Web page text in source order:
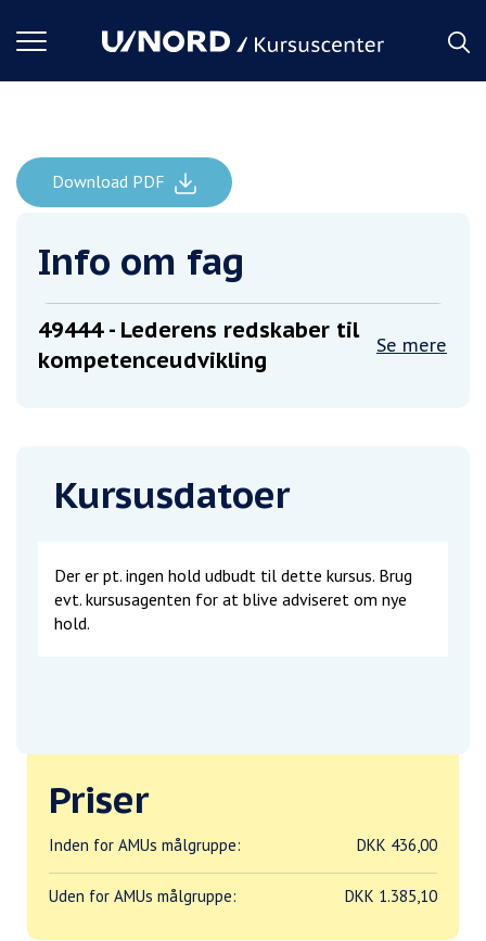
Toggle
Forside Lederens redskaber til kompetenceudvikling
Download PDF
Info om fag
49444- Lederens redskaber til
kompetenceudvikling
Se mere
Kursusdatoer
Der er pt. ingen hold udbudt til dette kursus. Brug
evt. kursusagenten for at blive adviseret om nye
hold.
Priser
Inden for AMUs målgruppe: DKK 436,00
Uden for AMUs målgruppe: DKK 1.385,10